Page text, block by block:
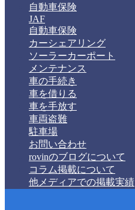
自動車保険
JAF
自動車保険
カーシェアリング
ソーラーカーポート
メンテナンス
車の手続き
車を借りる
車を手放す
車両盗難
駐車場
お問い合わせ
rovinのブログについて
コラム掲載について
他メディアでの掲載実績